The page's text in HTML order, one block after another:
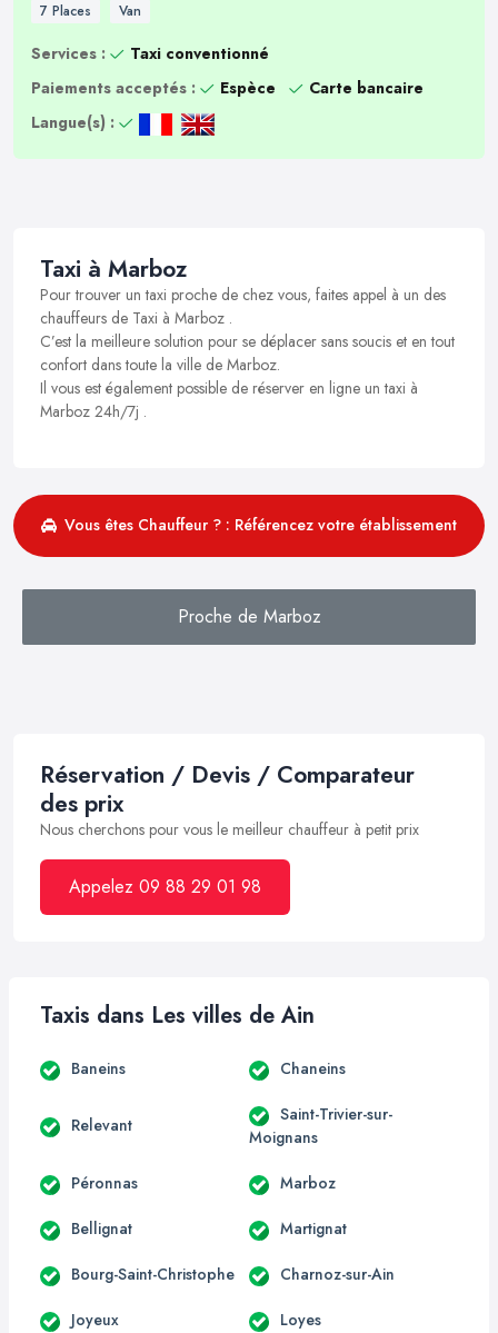
7 Places Van
Services :
Taxi conventionné
Paiements acceptés :
Espèce
Carte bancaire
Langue(s) :
Taxi à Marboz
Pour trouver un taxi proche de chez vous, faites appel à un des
chauffeurs de Taxi à Marboz .
C’est la meilleure solution pour se déplacer sans soucis et en tout
confort dans toute la ville de Marboz.
Il vous est également possible de réserver en ligne un taxi à
Marboz 24h/7j .
Vous êtes Chauffeur ? : Référencez votre établissement
Proche de Marboz
Réservation / Devis / Comparateur
des prix
Nous cherchons pour vous le meilleur chauffeur à petit prix
Appelez 09 88 29 01 98
Taxis dans Les villes de Ain
Baneins Chaneins
Relevant
Saint-Trivier-sur-
Moignans
Péronnas Marboz
Bellignat Martignat
Bourg-Saint-Christophe Charnoz-sur-Ain
Joyeux Loyes